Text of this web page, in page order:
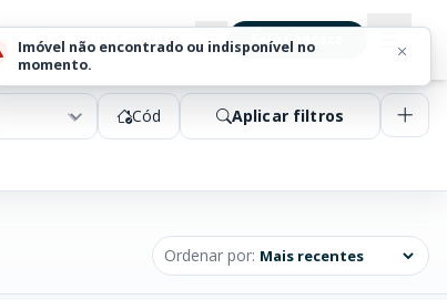
Blog Favoritos Fale Conosco
Imóvel não encontrado ou indisponível no
momento.
Cód Aplicar filtros
Ordenar por: